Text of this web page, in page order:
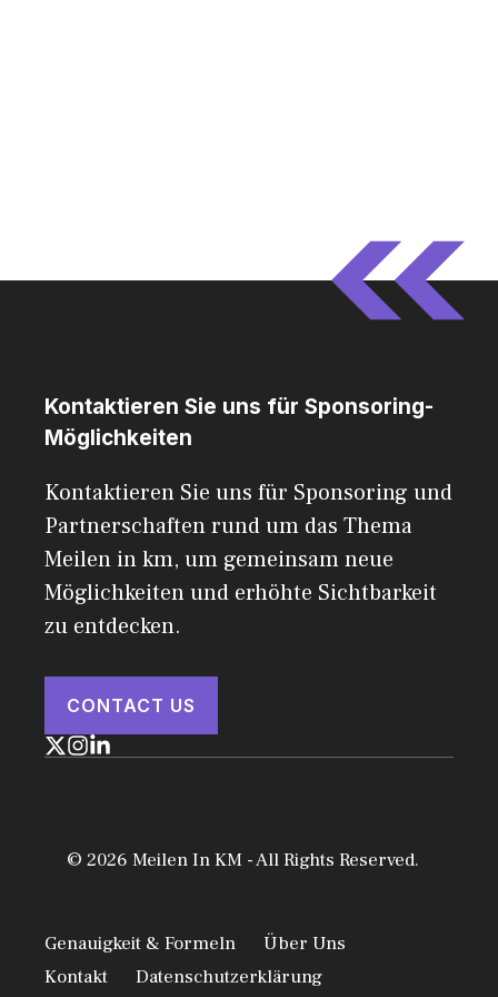
Kontaktieren Sie uns für Sponsoring-
Möglichkeiten
Kontaktieren Sie uns für Sponsoring und
Partnerschaften rund um das Thema
Meilen in km, um gemeinsam neue
Möglichkeiten und erhöhte Sichtbarkeit
zu entdecken.
CONTACT US
© 2026 Meilen In KM - All Rights Reserved.
Genauigkeit & Formeln
Über Uns
Kontakt
Datenschutzerklärung